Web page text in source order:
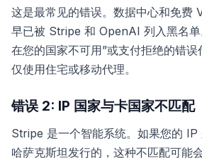
这是最常见的错误。数据中心和免费
早已被 Stripe 和 OpenAI 列入黑名单
在您的国家不可用”或支付拒绝的错
仅使用住宅或移动代理。
错误 2: IP 国家与卡国家不匹配
Stripe 是一个智能系统。如果您的 IP
哈萨克斯坦发行的，这种不匹配可能